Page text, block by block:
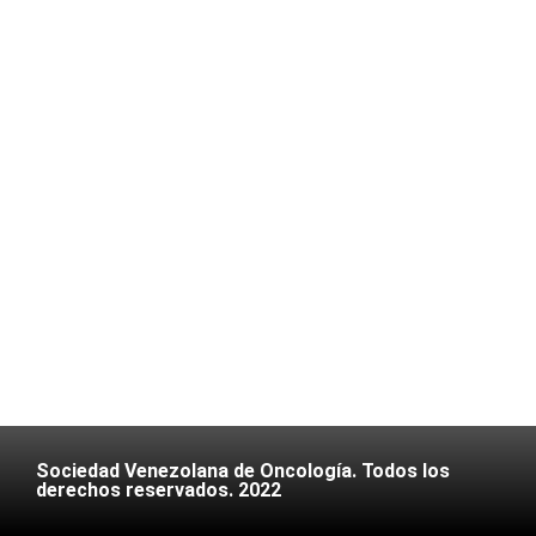
Sociedad Venezolana de Oncología. Todos los
derechos reservados. 2022